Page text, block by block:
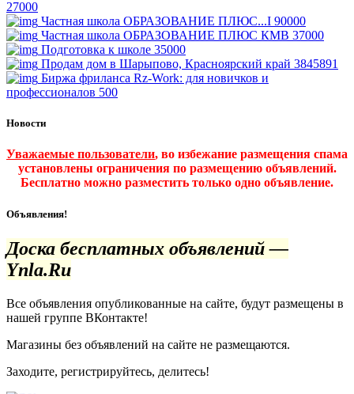
27000
Частная школа ОБРАЗОВАНИЕ ПЛЮС...I 90000
Частная школа ОБРАЗОВАНИЕ ПЛЮС КМВ 37000
Подготовка к школе 35000
Продам дом в Шарыпово, Красноярский край 3845891
Биржа фриланса Rz-Work: для новичков и
профессионалов 500
Новости
Уважаемые пользователи, во избежание размещения спама
установлены ограничения по размещению объявлений.
Бесплатно можно разместить только одно объявление.
Объявления!
Доска бесплатных объявлений —
Ynla.Ru
Все объявления опубликованные на сайте, будут размещены в
нашей группе ВКонтакте!
Магазины без объявлений на сайте не размещаются.
Заходите, регистрируйтесь, делитесь!